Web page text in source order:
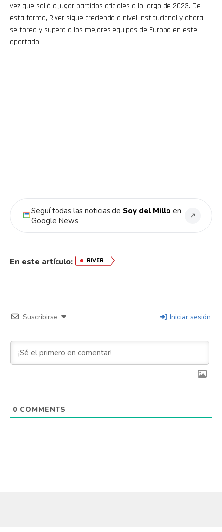
vez que salió a jugar partidos oficiales a lo largo de 2023. De
esta forma, River sigue creciendo a nivel institucional y ahora
se torea y supera a los mejores equipos de Europa en este
apartado.
Seguí todas las noticias de Soy del Millo en
Google News
↗
En este artículo: RIVER
Suscribirse Iniciar sesión
0 COMMENTS
Flipboard
Reddit